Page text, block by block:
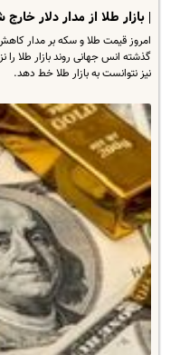
| بازار طلا از مدار دلار
امروز قیمت طلا و سکه بر مدار
گذشته انس جهانی روند بازار طلا را
نیز نتوانست به بازار طلا خط دهد.